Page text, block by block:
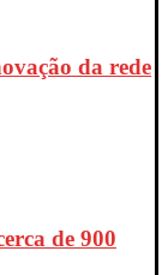
da rede
de 900